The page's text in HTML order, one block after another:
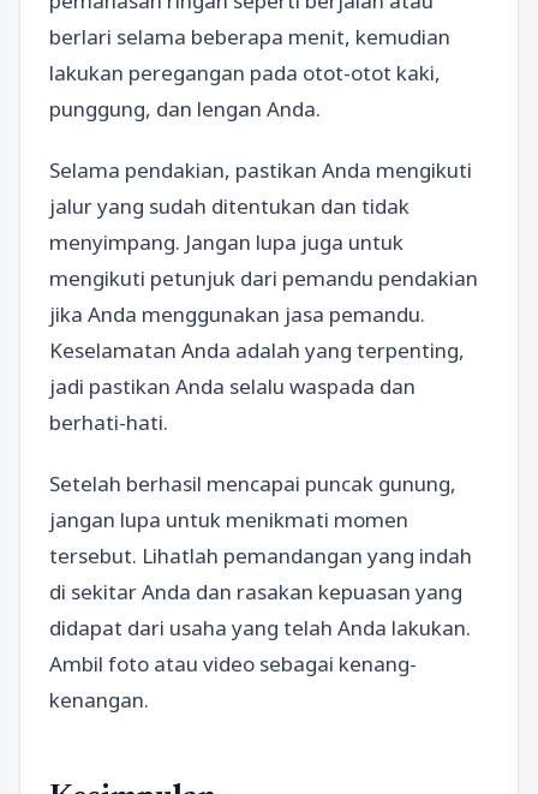
berlari selama beberapa menit, kemudian
lakukan peregangan pada otot-otot kaki,
punggung, dan lengan Anda.
Selama pendakian, pastikan Anda mengikuti
jalur yang sudah ditentukan dan tidak
menyimpang. Jangan lupa juga untuk
mengikuti petunjuk dari pemandu pendakian
jika Anda menggunakan jasa pemandu.
Keselamatan Anda adalah yang terpenting,
jadi pastikan Anda selalu waspada dan
berhati-hati.
Setelah berhasil mencapai puncak gunung,
jangan lupa untuk menikmati momen
tersebut. Lihatlah pemandangan yang indah
di sekitar Anda dan rasakan kepuasan yang
didapat dari usaha yang telah Anda lakukan.
Ambil foto atau video sebagai kenang-
kenangan.